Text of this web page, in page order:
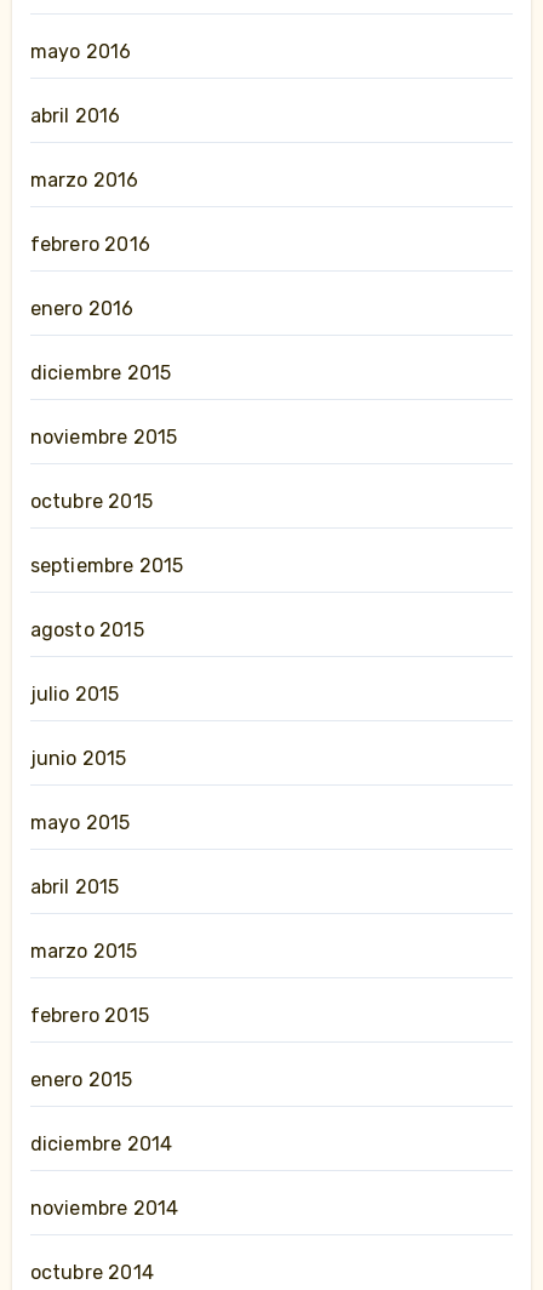
mayo 2016
abril 2016
marzo 2016
febrero 2016
enero 2016
diciembre 2015
noviembre 2015
octubre 2015
septiembre 2015
agosto 2015
julio 2015
junio 2015
mayo 2015
abril 2015
marzo 2015
febrero 2015
enero 2015
diciembre 2014
noviembre 2014
octubre 2014